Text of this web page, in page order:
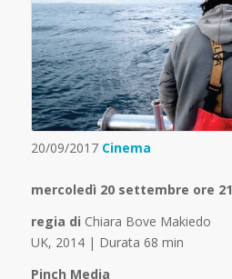
20/09/2017 Cinema
mercoledì 20 settembre ore 21
regia di Chiara Bove Makiedo
UK, 2014 | Durata 68 min
Pinch Media